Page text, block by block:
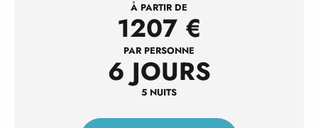
À PARTIR DE
1207 €
PAR PERSONNE
6 JOURS
5 NUITS